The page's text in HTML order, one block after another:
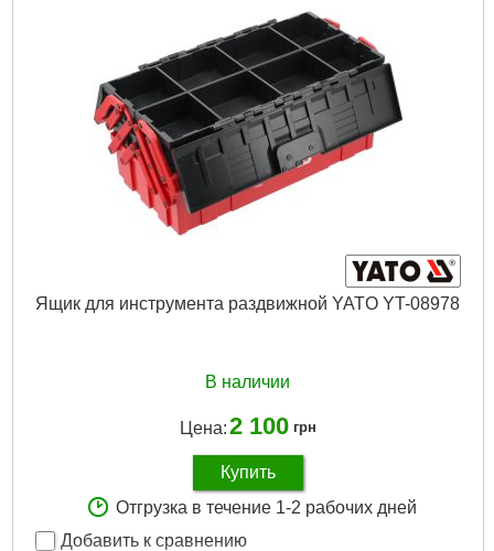
Ящик для инструмента раздвижной YATO YT-08978
В наличии
Цена:2 100 грн
Купить
Отгрузка в течение 1-2 рабочих дней
Добавить к сравнению